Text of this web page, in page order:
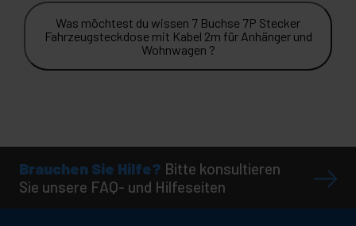
Was möchtest du wissen 7 Buchse 7P Stecker
Fahrzeugsteckdose mit Kabel 2m für Anhänger und
Wohnwagen ?
Brauchen Sie Hilfe? Bitte konsultieren
Sie unsere FAQ- und Hilfeseiten